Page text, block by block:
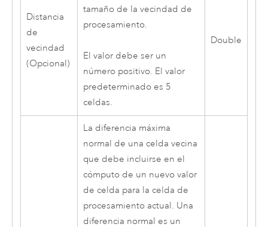
Distancia
de
vecindad
(Opcional)
tamaño de la vecindad de
procesamiento.
El valor debe ser un
número positivo. El valor
predeterminado es 5
celdas.
Double
La diferencia máxima
normal de una celda vecina
que debe incluirse en el
cómputo de un nuevo valor
de celda para la celda de
procesamiento actual. Una
diferencia normal es un